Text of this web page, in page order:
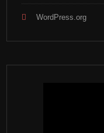
WordPress.org